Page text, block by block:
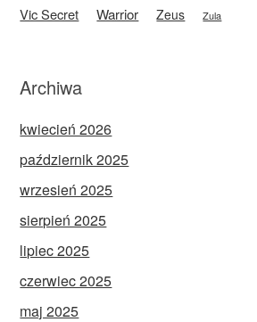
Vic Secret Warrior Zeus Zula
Archiwa
kwiecień 2026
październik 2025
wrzesień 2025
sierpień 2025
lipiec 2025
czerwiec 2025
maj 2025